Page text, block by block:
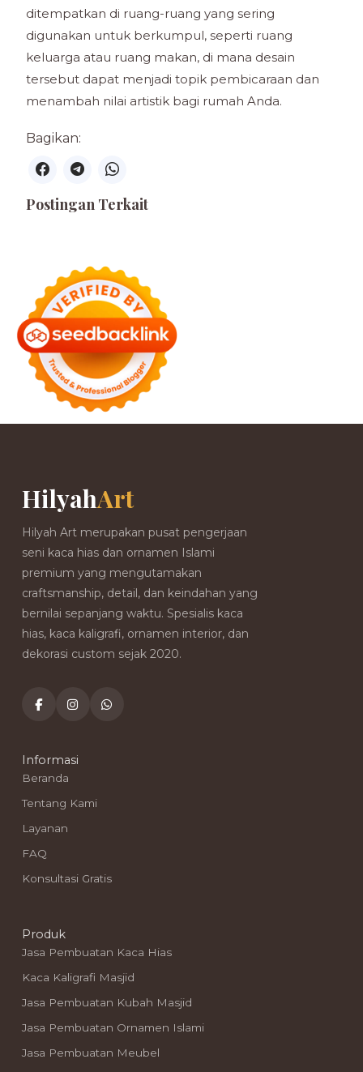
ditempatkan di ruang-ruang yang sering
digunakan untuk berkumpul, seperti ruang
keluarga atau ruang makan, di mana desain
tersebut dapat menjadi topik pembicaraan dan
menambah nilai artistik bagi rumah Anda.
Bagikan:
Postingan Terkait
HilyahArt
Hilyah Art merupakan pusat pengerjaan
seni kaca hias dan ornamen Islami
premium yang mengutamakan
craftsmanship, detail, dan keindahan yang
bernilai sepanjang waktu. Spesialis kaca
hias, kaca kaligrafi, ornamen interior, dan
dekorasi custom sejak 2020.
Informasi
Beranda
Tentang Kami
Layanan
FAQ
Konsultasi Gratis
Produk
Jasa Pembuatan Kaca Hias
Kaca Kaligrafi Masjid
Jasa Pembuatan Kubah Masjid
Jasa Pembuatan Ornamen Islami
Jasa Pembuatan Meubel